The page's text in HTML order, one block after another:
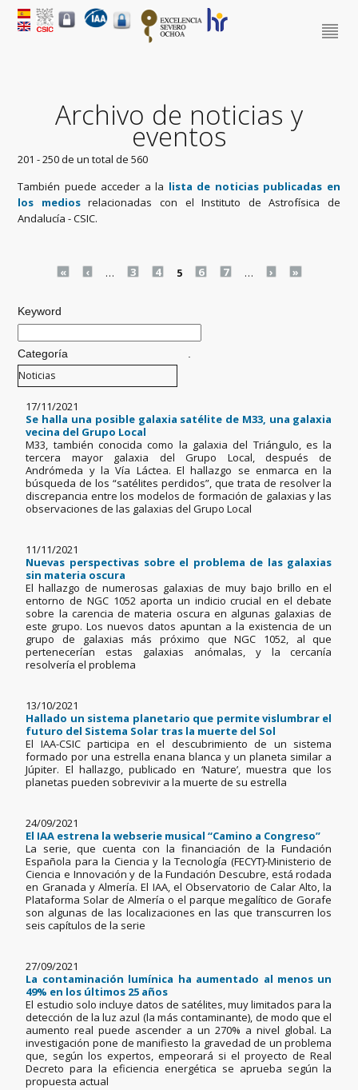
Archivo de noticias y
eventos
201 - 250 de un total de 560
También puede acceder a la lista de noticias publicadas en
los mediosrelacionadas con el Instituto de Astrofísica de
Andalucía - CSIC.
Pages
« ‹ … 3 4 5 6 7 … › »
Keyword
Categoría
17/11/2021
Se halla una posible galaxia satélite de M33, una galaxia
vecina del Grupo Local
M33, también conocida como la galaxia del Triángulo, es la
tercera mayor galaxia del Grupo Local, después de
Andrómeda y la Vía Láctea. El hallazgo se enmarca en la
búsqueda de los “satélites perdidos”, que trata de resolver la
discrepancia entre los modelos de formación de galaxias y las
observaciones de las galaxias del Grupo Local
11/11/2021
Nuevas perspectivas sobre el problema de las galaxias
sin materia oscura
El hallazgo de numerosas galaxias de muy bajo brillo en el
entorno de NGC 1052 aporta un indicio crucial en el debate
sobre la carencia de materia oscura en algunas galaxias de
este grupo. Los nuevos datos apuntan a la existencia de un
grupo de galaxias más próximo que NGC 1052, al que
pertenecerían estas galaxias anómalas, y la cercanía
resolvería el problema
13/10/2021
Hallado un sistema planetario que permite vislumbrar el
futuro del Sistema Solar tras la muerte del Sol
El IAA-CSIC participa en el descubrimiento de un sistema
formado por una estrella enana blanca y un planeta similar a
Júpiter. El hallazgo, publicado en ‘Nature’, muestra que los
planetas pueden sobrevivir a la muerte de su estrella
24/09/2021
El IAA estrena la webserie musical “Camino a Congreso”
La serie, que cuenta con la financiación de la Fundación
Española para la Ciencia y la Tecnología (FECYT)-Ministerio de
Ciencia e Innovación y de la Fundación Descubre, está rodada
en Granada y Almería. El IAA, el Observatorio de Calar Alto, la
Plataforma Solar de Almería o el parque megalítico de Gorafe
son algunas de las localizaciones en las que transcurren los
seis capítulos de la serie
27/09/2021
La contaminación lumínica ha aumentado al menos un
49% en los últimos 25 años
El estudio solo incluye datos de satélites, muy limitados para la
detección de la luz azul (la más contaminante), de modo que el
aumento real puede ascender a un 270% a nivel global. La
investigación pone de manifiesto la gravedad de un problema
que, según los expertos, empeorará si el proyecto de Real
Decreto para la eficiencia energética se aprueba según la
propuesta actual